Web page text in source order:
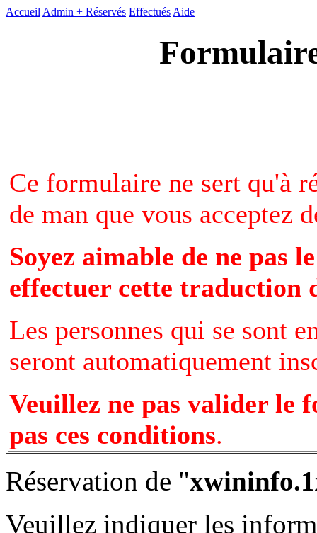
Accueil Admin + Réservés Effectués Aide
Ce formulaire ne sert qu'à
de man que vous acceptez
Soyez aimable de ne pas
effectuer cette traduction
Les personnes qui se sont
seront automatiquement
Veuillez ne pas valider le
pas ces conditions.
Réservation de "
Veuillez indiquer les